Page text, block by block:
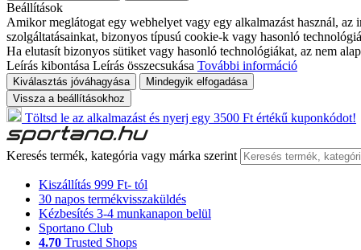
Beállítások
Amikor meglátogat egy webhelyet vagy egy alkalmazást használ,
szolgáltatásainkat, bizonyos típusú cookie-k vagy hasonló
Ha elutasít bizonyos sütiket vagy hasonló technológiákat, az nem
Leírás kibontása Leírás összecsukása További információ
Kiválasztás jóváhagyása
Mindegyik elfogadása
Vissza a beállításokhoz
Töltsd le az alkalmazást és nyerj egy 3500 Ft értékű kuponkódot!
Keresés termék, kategória vagy márka szerint
Kiszállítás 999 Ft- tól
30 napos termékvisszaküldés
Kézbesítés 3-4 munkanapon belül
Sportano Club
4.70 Trusted Shops